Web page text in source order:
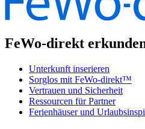
FeWo-direkt
Unterkunft inserieren
Sorglos mit FeWo-direkt™
Vertrauen und Sicherheit
Ressourcen für Partner
Ferienhäuser und